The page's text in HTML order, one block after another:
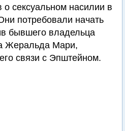
о сексуальном насилии в
потребовали начать
бывшего владельца
Жеральда Мари,
связи с Эпштейном.